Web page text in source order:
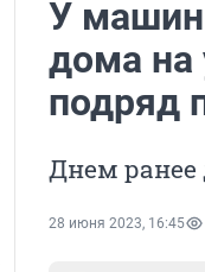
У
дома на
подряд
Днем ранее
28 июня 2023, 16:45